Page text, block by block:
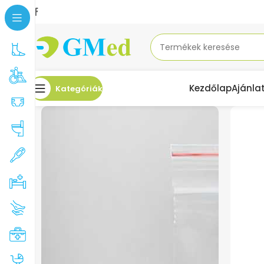
Kategóriák Kezdőlap